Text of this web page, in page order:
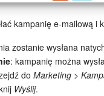
kampanię e-mailową i
zostanie wysłana
: kampanię można
do Marketing >
Wyślij.